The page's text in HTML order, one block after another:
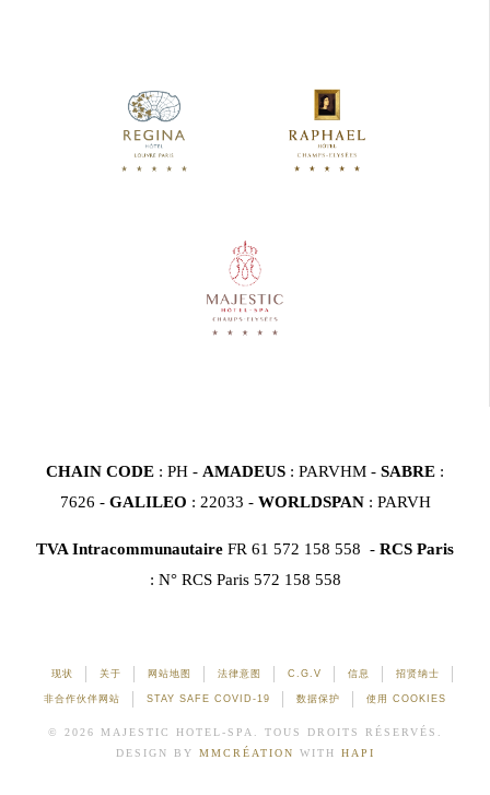
CHAIN CODE : PH - AMADEUS : PARVHM - SABRE :
7626 - GALILEO : 22033 - WORLDSPAN : PARVH
TVA Intracommunautaire FR 61 572 158 558 - RCS Paris
: N° RCS Paris 572 158 558
现状 关于 网站地图 法律意图 C.G.V 信息 招贤纳士
非合作伙伴网站 STAY SAFE COVID-19 数据保护 使用 COOKIES
© 2026 MAJESTIC HOTEL-SPA. TOUS DROITS RÉSERVÉS.
DESIGN BY MMCRÉATION WITH HAPI